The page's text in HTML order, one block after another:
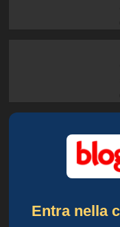
Entra nella